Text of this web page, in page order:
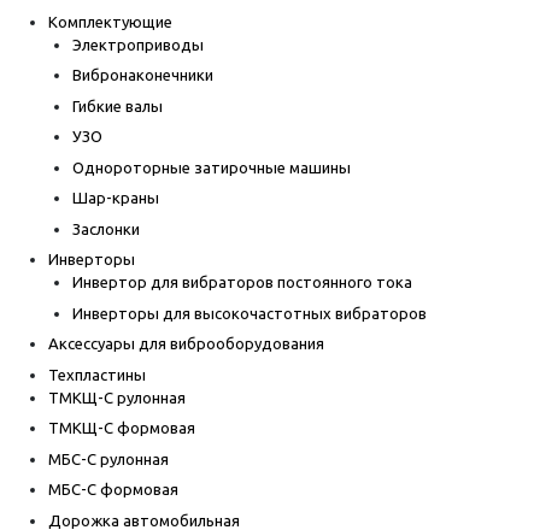
Комплектующие
Электроприводы
Вибронаконечники
Гибкие валы
УЗО
Однороторные затирочные машины
Шар-краны
Заслонки
Инверторы
Инвертор для вибраторов постоянного тока
Инверторы для высокочастотных вибраторов
Аксессуары для виброоборудования
Техпластины
ТМКЩ-С рулонная
ТМКЩ-С формовая
МБС-С рулонная
МБС-С формовая
Дорожка автомобильная